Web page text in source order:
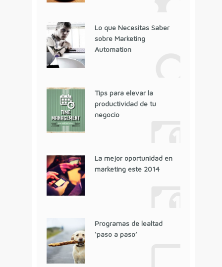
Lo que Necesitas Saber
sobre Marketing
Automation
Tips para elevar la
productividad de tu
negocio
La mejor oportunidad en
marketing este 2014
Programas de lealtad
‘paso a paso’